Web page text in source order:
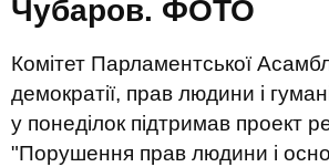
Чубаров. ФОТО
Комітет Парламентської
демократії, прав людини і
у понеділок підтримав проект
"Порушення прав людини і